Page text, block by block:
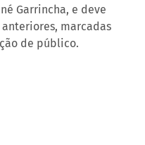
Garrincha, e deve
marcadas
de público.